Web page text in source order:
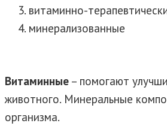
витаминно-
минерализованные
Витаминные – помогают
животного. Минеральные
организма.